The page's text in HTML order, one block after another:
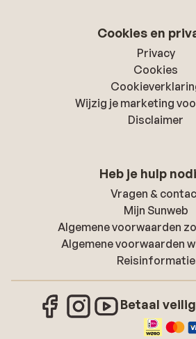
Cookies en
Privacy
Cookies
Wijzig je marketing
Disclaimer
Heb je hulp
Vragen &
Mijn Sunweb
Algemene voorwaarden
Algemene voorwaarden
Reisinformatie
Betaal